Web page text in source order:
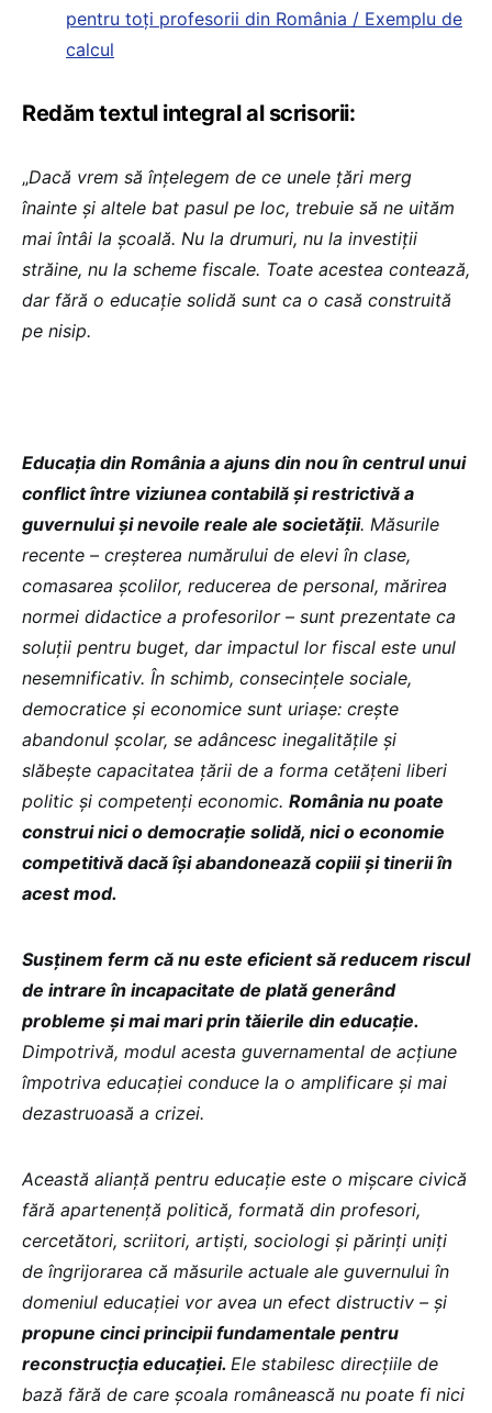
pentru toți profesorii din România / Exemplu de
calcul
Redăm textul integral al scrisorii:
„Dacă vrem să înțelegem de ce unele țări merg
înainte și altele bat pasul pe loc, trebuie să ne uităm
mai întâi la școală. Nu la drumuri, nu la investiții
străine, nu la scheme fiscale. Toate acestea contează,
dar fără o educație solidă sunt ca o casă construită
pe nisip.
Educația din România a ajuns din nou în centrul unui
conflict între viziunea contabilă și restrictivă a
guvernului și nevoile reale ale societății. Măsurile
recente – creșterea numărului de elevi în clase,
comasarea școlilor, reducerea de personal, mărirea
normei didactice a profesorilor – sunt prezentate ca
soluții pentru buget, dar impactul lor fiscal este unul
nesemnificativ. În schimb, consecințele sociale,
democratice și economice sunt uriașe: crește
abandonul școlar, se adâncesc inegalitățile și
slăbește capacitatea țării de a forma cetățeni liberi
politic și competenți economic. România nu poate
construi nici o democrație solidă, nici o economie
competitivă dacă își abandonează copiii și tinerii în
acest mod.
Susținem ferm că nu este eficient să reducem riscul
de intrare în incapacitate de plată generând
probleme și mai mari prin tăierile din educație.
Dimpotrivă, modul acesta guvernamental de acțiune
împotriva educației conduce la o amplificare și mai
dezastruoasă a crizei.
Această alianță pentru educație este o mișcare civică
fără apartenență politică, formată din profesori,
cercetători, scriitori, artiști, sociologi și părinți uniți
de îngrijorarea că măsurile actuale ale guvernului în
domeniul educației vor avea un efect distructiv – și
propune cinci principii fundamentale pentru
reconstrucția educației. Ele stabilesc direcțiile de
bază fără de care școala românească nu poate fi nici